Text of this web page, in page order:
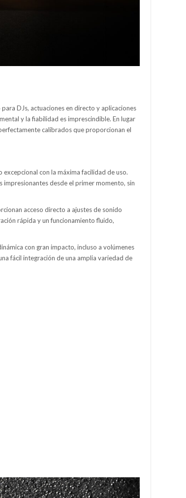
DJs, actuaciones en directo y aplicaciones
y la fiabilidad es imprescindible. En lugar
calibrados que proporcionan el
excepcional con la máxima facilidad de uso.
impresionantes desde el primer momento, sin
acceso directo a ajustes de sonido
rápida y un funcionamiento fluido,
con gran impacto, incluso a volúmenes
fácil integración de una amplia variedad de